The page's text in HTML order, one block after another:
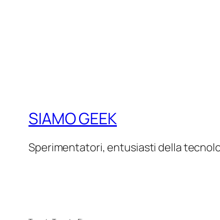
SIAMO GEEK
Sperimentatori, entusiasti della